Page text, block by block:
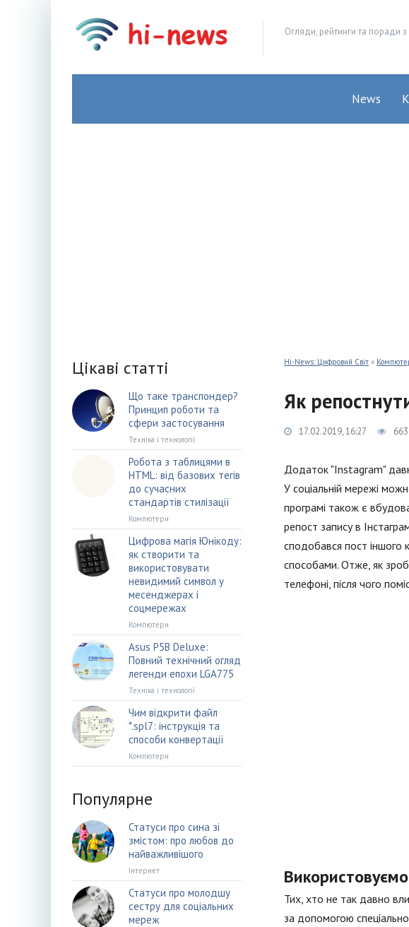
Огляди, рейтинги та поради
News
Hi-News: Цифровий Світ »
Як
17.02.2019, 16:27 663
Додаток "Instagram"
У соціальній мережі
програмі також є
репост запису в
сподобався пост іншого
способами. Отже, як
телефоні, після чого
Тих, хто не так давно
за допомогою
Цікаві статті
Що таке транспондер?
Принцип роботи та
сфери застосування
Техніка і технології
Робота з таблицями в
HTML: від базових тегів
до сучасних
стандартів стилізації
Компютери
Цифрова магія Юнікоду:
як створити та
використовувати
невидимий символ у
месенджерах і
соцмережах
Компютери
Asus P5B Deluxe:
Повний технічний огляд
легенди епохи LGA775
Техніка і технології
Чим відкрити файл
*.spl7: інструкція та
способи конвертації
Компютери
Популярне
Статуси про сина зі
змістом: про любов до
найважливішого
Інтернет
Статуси про молодшу
сестру для соціальних
мереж